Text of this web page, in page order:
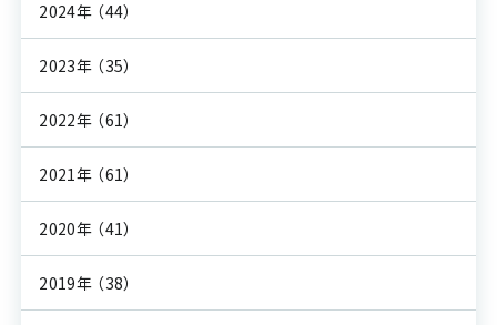
2024年 （44）
2023年 （35）
2022年 （61）
2021年 （61）
2020年 （41）
2019年 （38）